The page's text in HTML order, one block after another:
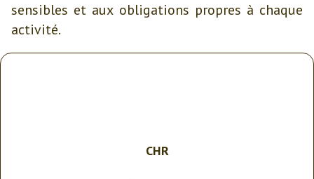
sensibles et aux obligations propres à chaque
activité.
CHR